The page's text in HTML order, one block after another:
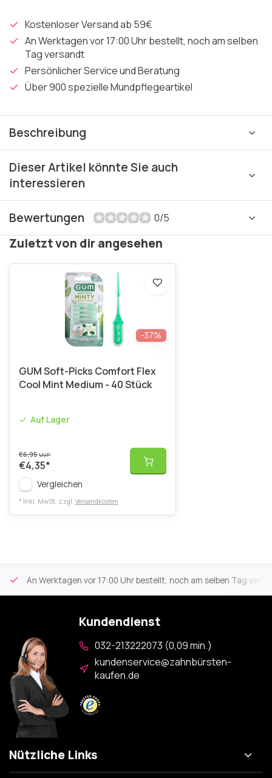
Kostenloser Versand ab 59€
An Werktagen vor 17:00 Uhr bestellt, noch am selben
Tag versandt
Persönlicher Service und Beratung
Über 900 spezielle Mundpflegeartikel
Beschreibung
Dieser Artikel könnte Sie auch
interessieren
Bewertungen 0/5
Zuletzt von dir angesehen
-37%
GUM Soft-Picks Comfort Flex
Cool Mint Medium - 40 Stück
Auf Lager
€6,95UVP
€4,35*
Vergleichen
* Inkl. MwSt. zzgl. Versandkosten
An Werktagen vor 17:00 Uhr bestellt, noch am selben Tag
Kundendienst
032-213222073 (0,09 min.)
kundenservice@zahnbürsten-
kaufen.de
Nützliche Links